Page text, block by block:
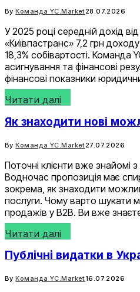
By Команда YC.Market28.07.2026
У 2025 році середній дохід
«Київпастранс» 7,2 грн
18,3% собівартості. Команда
асигнування та фінансові
фінансові показники
Читати далі
Як знаходити нові
By Команда YC.Market27.07.2026
Поточні клієнти вже
Водночас пропозиція має
зокрема, як знаходити
послуги. Чому варто шукати
продажів у B2B. Ви вже
Читати далі
Публічні видатки в
By Команда YC.Market16.07.2026